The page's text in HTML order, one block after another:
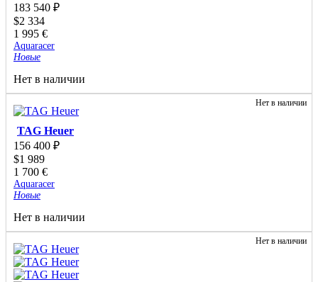
183 540 ₽
$2 334
1 995 €
Aquaracer
Новые
Нет в наличии
Нет в наличии
TAG Heuer
156 400 ₽
$1 989
1 700 €
Aquaracer
Новые
Нет в наличии
Нет в наличии